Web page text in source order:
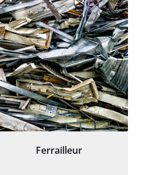
Ferrailleur